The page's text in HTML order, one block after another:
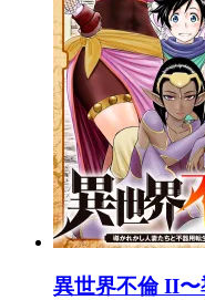
異世界不倫 II